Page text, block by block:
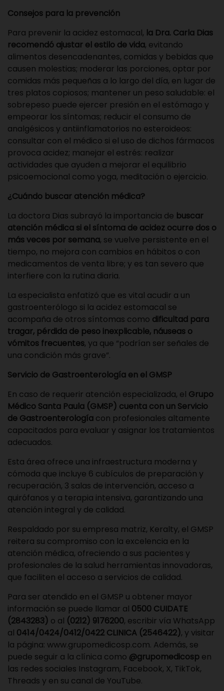
Consejos para la prevención
Para prevenir la acidez estomacal, la Dra. Carla Dias
recomendó ajustar el estilo de vida, evitando
alimentos desencadenantes, comidas y bebidas que
causen molestias; moderar las porciones, optar por
comidas más pequeñas a lo largo del día, en lugar de
tres platos copiosos; mantener un peso saludable: el
sobrepeso puede ejercer presión en el estómago y
empeorar los síntomas; reducir el consumo de
analgésicos y antiinflamatorios no esteroideos:
consultar con el médico si el uso de dichos fármacos
provoca acidez; manejar el estrés: realizar
actividades que ayuden a mejorar el equilibrio
psicoemocional como yoga, meditación o ejercicio.
¿Cuándo buscar atención médica?
La doctora Dias subrayó la importancia de buscar
atención médica si el síntoma de acidez ocurre dos o
más veces por semana, se vuelve persistente en el
tiempo, no mejora con cambios en hábitos o con
medicamentos de venta libre; y es tan severo que
interfiere con la rutina diaria.
La especialista enfatizó que es vital acudir a un
gastroenterólogo si la acidez estomacal se
acompaña de otros síntomas como dificultad para
tragar, pérdida de peso inexplicable, náuseas o
vómitos frecuentes, ya que “podrían ser señales de
una condición más grave”.
Servicio de Gastroenterología en el GMSP
En caso de requerir atención especializada, el Grupo
Médico Santa Paula (GMSP) cuenta con un Servicio
de Gastroenterología con profesionales altamente
capacitados para evaluar y asignar los tratamientos
adecuados.
Esta área ofrece una infraestructura moderna y
cómoda que incluye 6 cubículos de preparación y
recuperación, 3 salas de intervención, acceso a
quirófanos y a terapia intensiva, garantizando una
atención integral y de calidad.
Respaldado por su empresa matriz, Keralty, el GMSP
reitera su compromiso con la excelencia en la
atención médica, ofreciendo a sus pacientes y
profesionales de la salud herramientas innovadoras,
que faciliten el acceso a servicios de calidad.
Para ser atendido en el GMSP u obtener mayor
información se puede llamar al 0500 CUIDATE
(2843283) o al (0212) 9176200, escribir vía WhatsApp
al 0414/0424/0412/0422 CLINICA (2546422), y visitar
la página: www.grupomedicosp.com. Además, se
puede seguir a la clínica como @grupomedicosp en
las redes sociales Instagram, Facebook, X, TikTok,
Threads y en su canal de YouTube.